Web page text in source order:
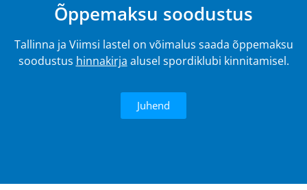
Õppemaksu soodustus
Tallinna ja Viimsi lastel on võimalus saada õppemaksu
soodustus hinnakirja alusel spordiklubi kinnitamisel.
Juhend